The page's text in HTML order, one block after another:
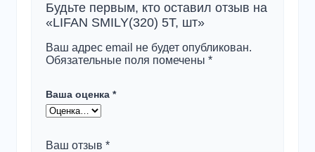
Будьте первым, кто оставил отзыв на
«LIFAN SMILY(320) 5T, шт»
Ваш адрес email не будет опубликован.
Обязательные поля помечены *
Ваша оценка *
Ваш отзыв *